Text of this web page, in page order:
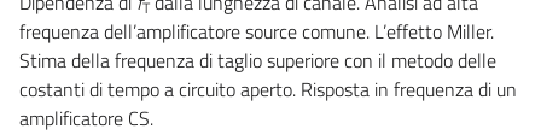
T
frequenza dell’amplificatore source comune. L’effetto Miller.
Stima della frequenza di taglio superiore con il metodo delle
costanti di tempo a circuito aperto. Risposta in frequenza di un
amplificatore CS.